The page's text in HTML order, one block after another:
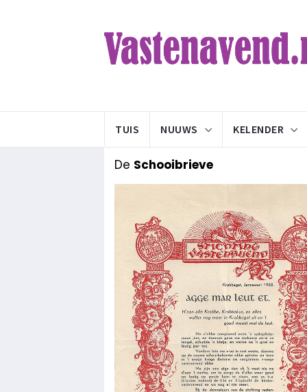
TUIS NUUWS KELENDER
De Schooibrieve